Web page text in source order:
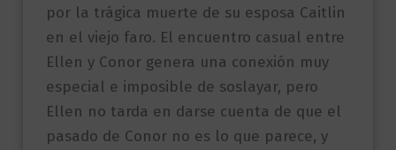
por la trágica muerte de su esposa Caitlin
en el viejo faro. El encuentro casual entre
Ellen y Conor genera una conexión muy
especial e imposible de soslayar, pero
Ellen no tarda en darse cuenta de que el
pasado de Conor no es lo que parece, y